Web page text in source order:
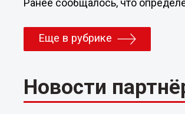
Ранее сообщалось, что
Еще в рубрике
Новости